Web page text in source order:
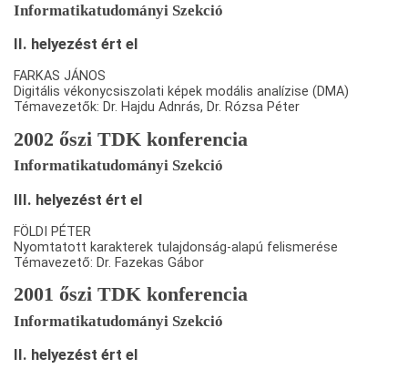
Informatikatudományi Szekció
II. helyezést ért el
FARKAS JÁNOS
Digitális vékonycsiszolati képek modális analízise (DMA)
Témavezetők: Dr. Hajdu Adnrás, Dr. Rózsa Péter
2002 őszi TDK konferencia
Informatikatudományi Szekció
III. helyezést ért el
FÖLDI PÉTER
Nyomtatott karakterek tulajdonság-alapú felismerése
Témavezető: Dr. Fazekas Gábor
2001 őszi TDK konferencia
Informatikatudományi Szekció
II. helyezést ért el